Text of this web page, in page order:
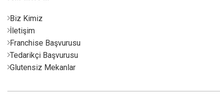
Biz Kimiz
İletişim
Franchise Başvurusu
Tedarikçi Başvurusu
Glutensiz Mekanlar